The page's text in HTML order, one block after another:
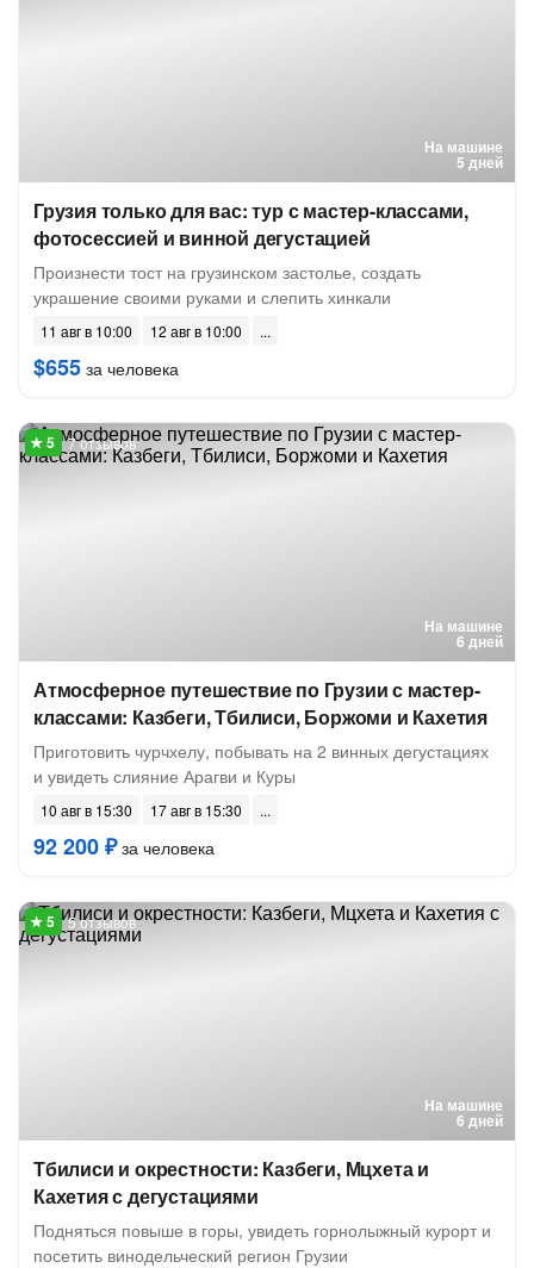
На машине
5 дней
Грузия только для вас: тур с мастер-классами,
фотосессией и винной дегустацией
Произнести тост на грузинском застолье, создать
украшение своими руками и слепить хинкали
11 авг в 10:00 12 авг в 10:00
$655 за человека
На машине
6 дней
7 отзывов
Атмосферное путешествие по Грузии с мастер-
классами: Казбеги, Тбилиси, Боржоми и Кахетия
Приготовить чурчхелу, побывать на 2 винных дегустациях
и увидеть слияние Арагви и Куры
10 авг в 15:30 17 авг в 15:30
92 200 ₽за человека
На машине
6 дней
5 отзывов
Тбилиси и окрестности: Казбеги, Мцхета и
Кахетия с дегустациями
Подняться повыше в горы, увидеть горнолыжный курорт и
посетить винодельческий регион Грузии